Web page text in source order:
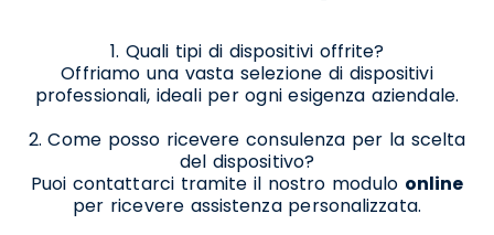
1. Quali tipi di dispositivi offrite?
Offriamo una vasta selezione di dispositivi
professionali, ideali per ogni esigenza aziendale.
2. Come posso ricevere consulenza per la scelta
del dispositivo?
Puoi contattarci tramite il nostro modulo online
per ricevere assistenza personalizzata.